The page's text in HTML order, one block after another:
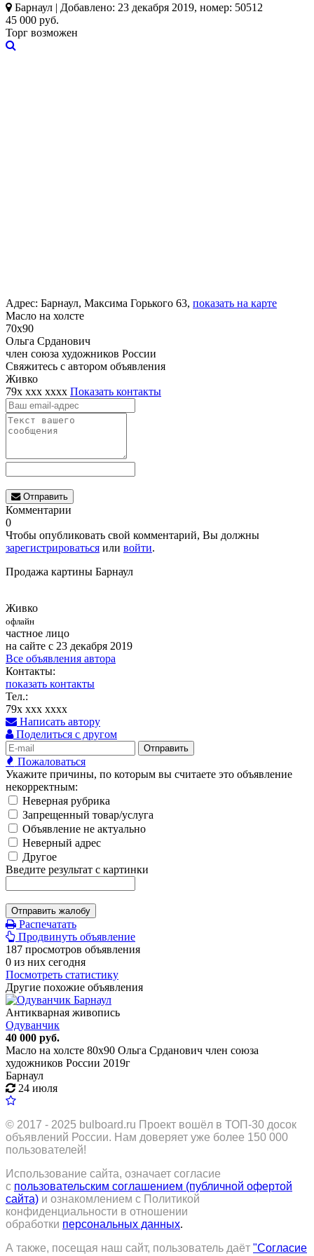
Барнаул | Добавлено: 23 декабря 2019, номер: 50512
45 000 руб.
Торг возможен
Адрес: Барнаул, Максима Горького 63, показать на карте
Масло на холсте
70х90
Ольга Срданович
член союза художников России
Свяжитесь с автором объявления
Живко
79x xxx xxxx Показать контакты
Отправить
Комментарии
0
Чтобы опубликовать свой комментарий, Вы должны
зарегистрироваться или войти.
Продажа картины Барнаул
Живко
офлайн
частное лицо
на сайте с 23 декабря 2019
Все объявления автора
Контакты:
показать контакты
Тел.:
79x xxx xxxx
Написать автору
Поделиться с другом
Отправить
Пожаловаться
Укажите причины, по которым вы считаете это объявление
некорректным:
Неверная рубрика
Запрещенный товар/услуга
Объявление не актуально
Неверный адрес
Другое
Введите результат с картинки
Отправить жалобу
Распечатать
Продвинуть объявление
187 просмотров объявления
0 из них сегодня
Посмотреть статистику
Другие похожие объявления
Антикварная живопись
Oдуванчик
40 000 руб.
Масло на холсте 80х90 Ольга Срданович член союза
художников России 2019г
Барнаул
24 июля
© 2017 - 2025 bulboard.ru Проект вошёл в ТОП-30 досок
объявлений России. Нам доверяет уже более 150 000
пользователей!
Использование сайта, означает согласие
с пользовательским соглашением (публичной офертой
сайта) и ознакомлением с Политикой
конфиденциальности в отношении
обработки персональных данных.
А также, посещая наш сайт, пользователь даёт "Согласие